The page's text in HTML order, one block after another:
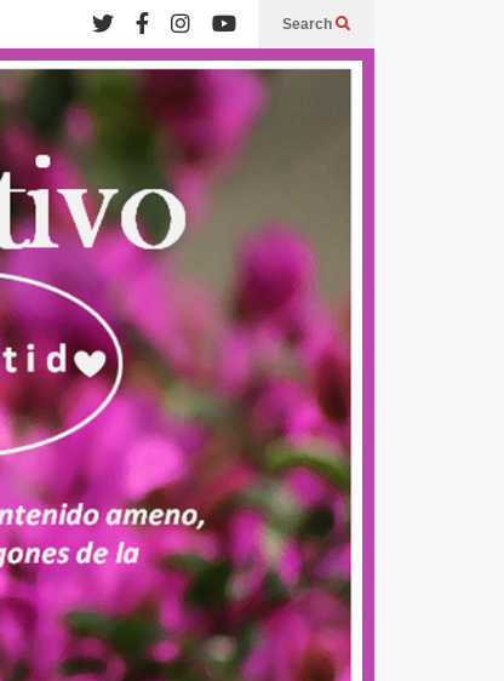
Search